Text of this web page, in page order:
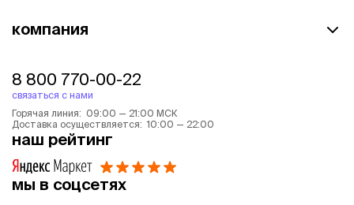
компания
8 800 770-00-22
связаться с нами
Горячая линия: 09:00 — 21:00 МСК
Доставка осуществляется: 10:00 — 22:00
наш рейтинг
мы в соцсетях